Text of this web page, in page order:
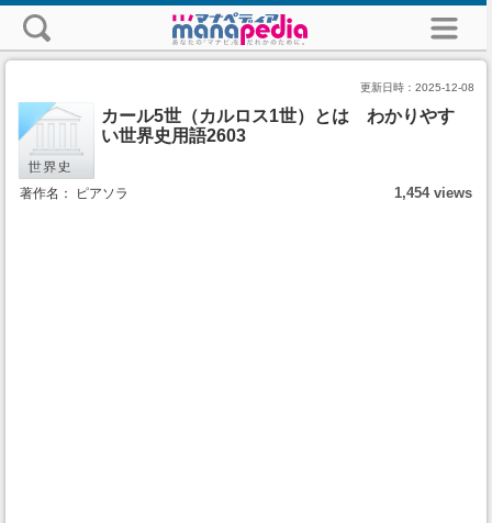
更新日時： 2025-12-08
カール5世（カルロス1世）とは わかりやす
い世界史用語2603
著作名： ピアソラ 1,454 views